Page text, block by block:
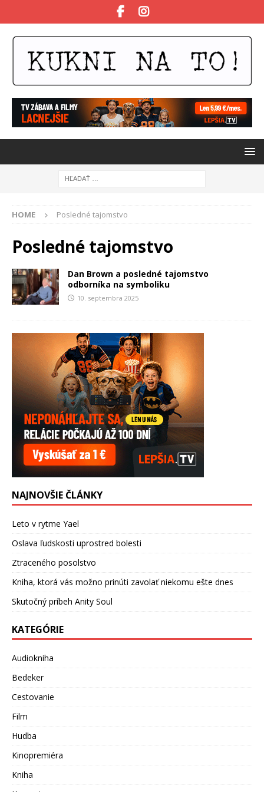
HOME Posledné tajomstvo
Posledné tajomstvo
Dan Brown a posledné tajomstvo
odborníka na symboliku
10. septembra 2025
NAJNOVŠIE ČLÁNKY
Leto v rytme Yael
Oslava ľudskosti uprostred bolesti
Ztraceného posolstvo
Kniha, ktorá vás možno prinúti zavolať niekomu ešte dnes
Skutočný príbeh Anity Soul
KATEGÓRIE
Audiokniha
Bedeker
Cestovanie
Film
Hudba
Kinopremiéra
Kniha